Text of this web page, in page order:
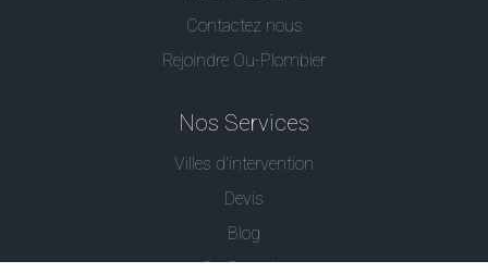
Contactez nous
Rejoindre Ou-Plombier
Nos Services
Villes d'intervention
Devis
Blog
Ou Serrurier